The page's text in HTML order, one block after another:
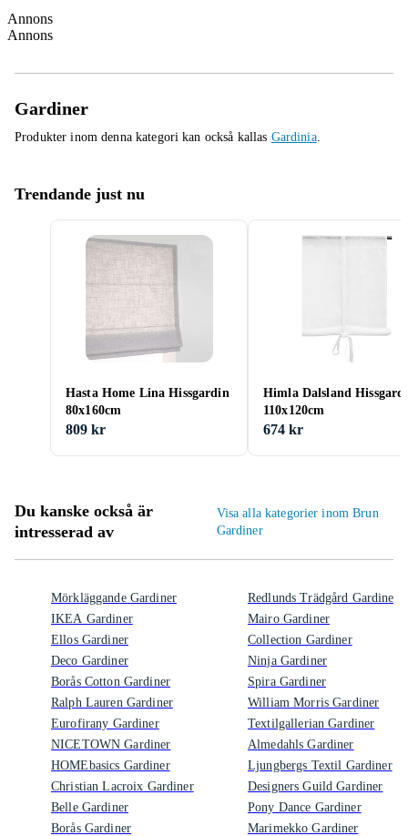
Annons
Annons
Gardiner
Produkter inom denna kategori kan också kallas Gardinia.
Trendande just nu
Hasta Home Lina Hissgardin
80x160cm
809 kr
Himla Dalsland
110x120cm
674 kr
Du kanske också är
intresserad av
Visa alla kategorier inom Brun
Gardiner
Mörkläggande Gardiner
IKEA Gardiner
Ellos Gardiner
Deco Gardiner
Borås Cotton Gardiner
Ralph Lauren Gardiner
Eurofirany Gardiner
NICETOWN Gardiner
HOMEbasics Gardiner
Christian Lacroix Gardiner
Belle Gardiner
Borås Gardiner
Redlunds Trädgård Gardiner
Mairo Gardiner
Collection Gardiner
Ninja Gardiner
Spira Gardiner
William Morris Gardiner
Textilgallerian Gardiner
Almedahls Gardiner
Ljungbergs Textil Gardiner
Designers Guild Gardiner
Pony Dance Gardiner
Marimekko Gardiner